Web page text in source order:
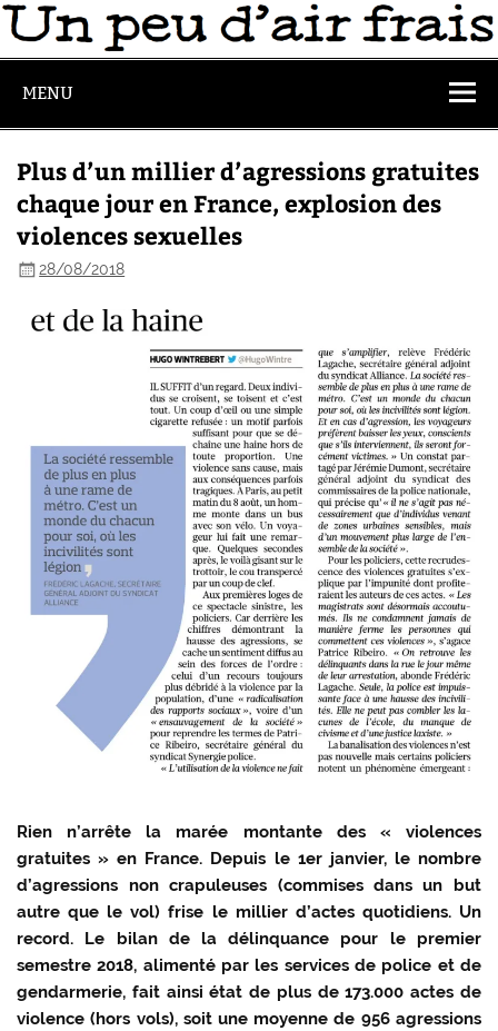
MENU
Plus d’un millier d’agressions gratuites
chaque jour en France, explosion des
violences sexuelles
28/08/2018
Rien n’arrête la marée montante des « violences
gratuites » en France. Depuis le 1er janvier, le nombre
d’agressions non crapuleuses (commises dans un but
autre que le vol) frise le millier d’actes quotidiens. Un
record. Le bilan de la délinquance pour le premier
semestre 2018, alimenté par les services de police et de
gendarmerie, fait ainsi état de plus de 173.000 actes de
violence (hors vols), soit une moyenne de 956 agressions